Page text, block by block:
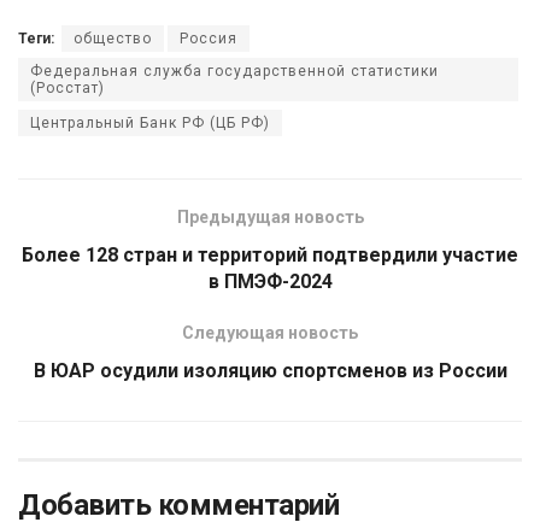
Теги: общество
Россия
Федеральная служба государственной статистики
(Росстат)
Центральный Банк РФ (ЦБ РФ)
Предыдущая новость
Более 128 стран и территорий подтвердили участие
в ПМЭФ-2024
Следующая новость
В ЮАР осудили изоляцию спортсменов из России
Добавить комментарий